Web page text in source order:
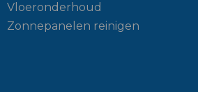
Vloeronderhoud
Zonnepanelen reinigen